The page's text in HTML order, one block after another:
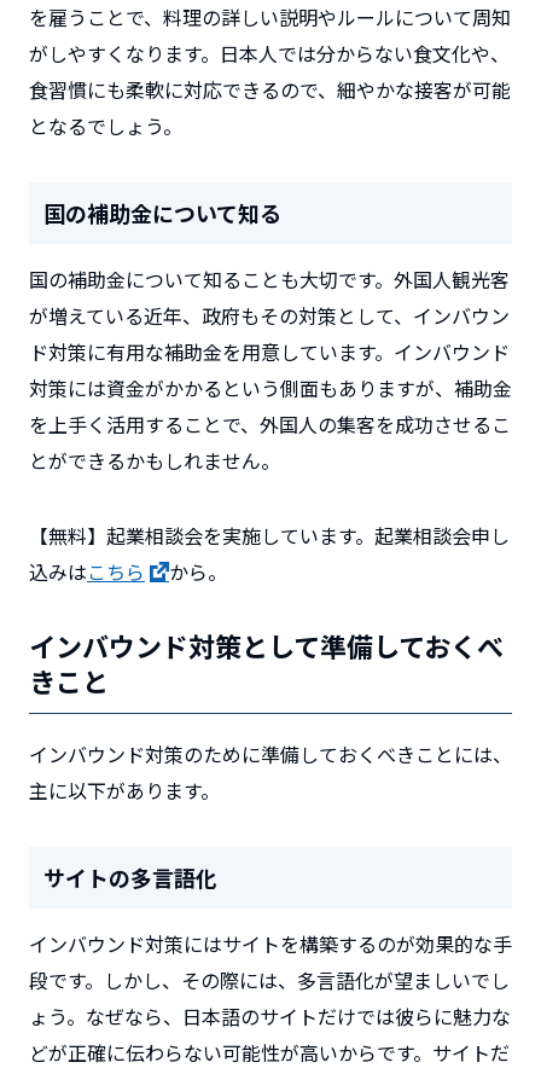
を雇うことで、料理の詳しい説明やルールについて周知
がしやすくなります。日本人では分からない食文化や、
食習慣にも柔軟に対応できるので、細やかな接客が可能
となるでしょう。
国の補助金について知る
国の補助金について知ることも大切です。外国人観光客
が増えている近年、政府もその対策として、インバウン
ド対策に有用な補助金を用意しています。インバウンド
対策には資金がかかるという側面もありますが、補助金
を上手く活用することで、外国人の集客を成功させるこ
とができるかもしれません。
【無料】起業相談会を実施しています。起業相談会申し
込みはこちら から。
インバウンド対策として準備しておくべ
きこと
インバウンド対策のために準備しておくべきことには、
主に以下があります。
サイトの多言語化
インバウンド対策にはサイトを構築するのが効果的な手
段です。しかし、その際には、多言語化が望ましいでし
ょう。なぜなら、日本語のサイトだけでは彼らに魅力な
どが正確に伝わらない可能性が高いからです。サイトだ